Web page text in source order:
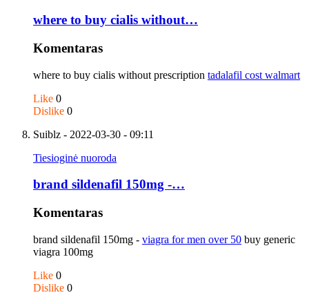
where to buy cialis without…
Komentaras
where to buy cialis without prescription tadalafil cost walmart
Like 0
Dislike 0
Suiblz - 2022-03-30 - 09:11
Tiesioginė nuoroda
brand sildenafil 150mg -…
Komentaras
brand sildenafil 150mg - viagra for men over 50 buy generic
viagra 100mg
Like 0
Dislike 0